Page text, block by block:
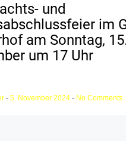
und
im
am Sonntag,
um 17 Uhr
- 5. November 2024 - No Comments